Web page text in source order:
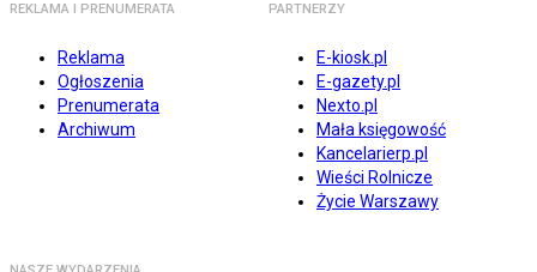
REKLAMA I PRENUMERATA
Reklama
Ogłoszenia
Prenumerata
Archiwum
PARTNERZY
E-kiosk.pl
E-gazety.pl
Nexto.pl
Mała księgowość
Kancelarierp.pl
Wieści Rolnicze
Życie Warszawy